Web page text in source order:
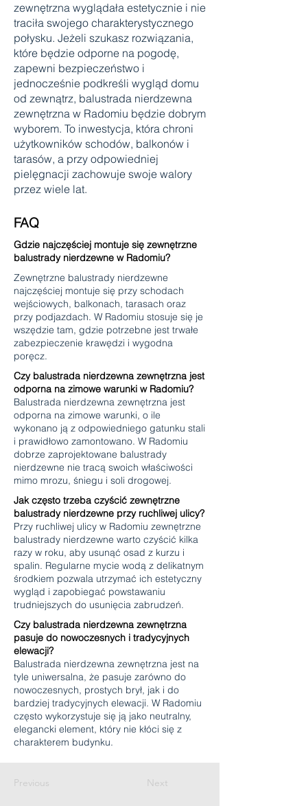
zewnętrzna wyglądała estetycznie i nie
traciła swojego charakterystycznego
połysku. Jeżeli szukasz rozwiązania,
które będzie odporne na pogodę,
zapewni bezpieczeństwo i
jednocześnie podkreśli wygląd domu
od zewnątrz, balustrada nierdzewna
zewnętrzna w Radomiu będzie dobrym
wyborem. To inwestycja, która chroni
użytkowników schodów, balkonów i
tarasów, a przy odpowiedniej
pielęgnacji zachowuje swoje walory
przez wiele lat.
FAQ
Gdzie najczęściej montuje się zewnętrzne
balustrady nierdzewne w Radomiu?
Zewnętrzne balustrady nierdzewne
najczęściej montuje się przy schodach
wejściowych, balkonach, tarasach oraz
przy podjazdach. W Radomiu stosuje się je
wszędzie tam, gdzie potrzebne jest trwałe
zabezpieczenie krawędzi i wygodna
poręcz.
Czy balustrada nierdzewna zewnętrzna jest
odporna na zimowe warunki w Radomiu?
Balustrada nierdzewna zewnętrzna jest
odporna na zimowe warunki, o ile
wykonano ją z odpowiedniego gatunku stali
i prawidłowo zamontowano. W Radomiu
dobrze zaprojektowane balustrady
nierdzewne nie tracą swoich właściwości
mimo mrozu, śniegu i soli drogowej.
Jak często trzeba czyścić zewnętrzne
balustrady nierdzewne przy ruchliwej ulicy?
Przy ruchliwej ulicy w Radomiu zewnętrzne
balustrady nierdzewne warto czyścić kilka
razy w roku, aby usunąć osad z kurzu i
spalin. Regularne mycie wodą z delikatnym
środkiem pozwala utrzymać ich estetyczny
wygląd i zapobiegać powstawaniu
trudniejszych do usunięcia zabrudzeń.
Czy balustrada nierdzewna zewnętrzna
pasuje do nowoczesnych i tradycyjnych
elewacji?
Balustrada nierdzewna zewnętrzna jest na
tyle uniwersalna, że pasuje zarówno do
nowoczesnych, prostych brył, jak i do
bardziej tradycyjnych elewacji. W Radomiu
często wykorzystuje się ją jako neutralny,
elegancki element, który nie kłóci się z
charakterem budynku.
Previous Next